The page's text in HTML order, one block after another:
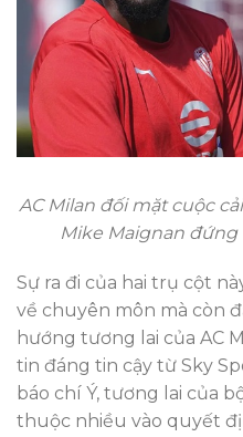
AC Milan đối mặt cuộc
Mike Maignan
Sự ra đi của hai trụ cột
về chuyên môn mà còn
hướng tương lai của AC
tin đáng tin cậy từ Sky
báo chí Ý, tương lai của
thuộc nhiều vào quyết